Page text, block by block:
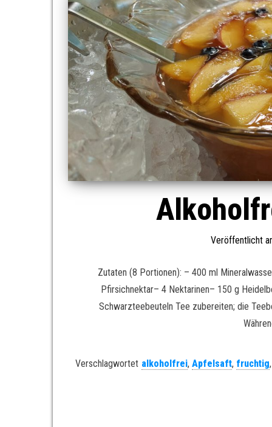
Veröffentlicht
Zutaten (8 Portionen): – 400 ml
Pfirsichnektar– 4 Nektarinen– 150 g
Schwarzteebeuteln Tee zubereiten; die
Verschlagwortet alkoholfrei, Apfelsaft, fruchtig